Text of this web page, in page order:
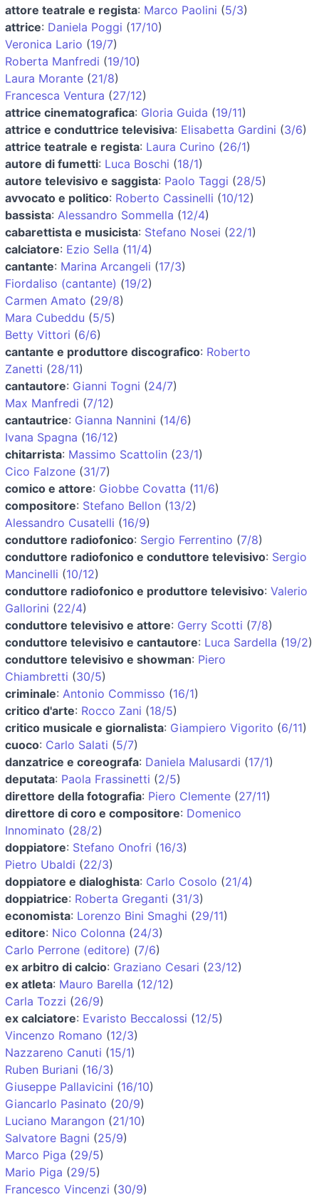
attore teatrale e regista: Marco Paolini (5/3)
attrice: Daniela Poggi (17/10)
Veronica Lario (19/7)
Roberta Manfredi (19/10)
Laura Morante (21/8)
Francesca Ventura (27/12)
attrice cinematografica: Gloria Guida (19/11)
attrice e conduttrice televisiva: Elisabetta Gardini (3/6)
attrice teatrale e regista: Laura Curino (26/1)
autore di fumetti: Luca Boschi (18/1)
autore televisivo e saggista: Paolo Taggi (28/5)
avvocato e politico: Roberto Cassinelli (10/12)
bassista: Alessandro Sommella (12/4)
cabarettista e musicista: Stefano Nosei (22/1)
calciatore: Ezio Sella (11/4)
cantante: Marina Arcangeli (17/3)
Fiordaliso (cantante) (19/2)
Carmen Amato (29/8)
Mara Cubeddu (5/5)
Betty Vittori (6/6)
cantante e produttore discografico: Roberto
Zanetti (28/11)
cantautore: Gianni Togni (24/7)
Max Manfredi (7/12)
cantautrice: Gianna Nannini (14/6)
Ivana Spagna (16/12)
chitarrista: Massimo Scattolin (23/1)
Cico Falzone (31/7)
comico e attore: Giobbe Covatta (11/6)
compositore: Stefano Bellon (13/2)
Alessandro Cusatelli (16/9)
conduttore radiofonico: Sergio Ferrentino (7/8)
conduttore radiofonico e conduttore televisivo: Sergio
Mancinelli (10/12)
conduttore radiofonico e produttore televisivo: Valerio
Gallorini (22/4)
conduttore televisivo e attore: Gerry Scotti (7/8)
conduttore televisivo e cantautore: Luca Sardella (19/2)
conduttore televisivo e showman: Piero
Chiambretti (30/5)
criminale: Antonio Commisso (16/1)
critico d'arte: Rocco Zani (18/5)
critico musicale e giornalista: Giampiero Vigorito (6/11)
cuoco: Carlo Salati (5/7)
danzatrice e coreografa: Daniela Malusardi (17/1)
deputata: Paola Frassinetti (2/5)
direttore della fotografia: Piero Clemente (27/11)
direttore di coro e compositore: Domenico
Innominato (28/2)
doppiatore: Stefano Onofri (16/3)
Pietro Ubaldi (22/3)
doppiatore e dialoghista: Carlo Cosolo (21/4)
doppiatrice: Roberta Greganti (31/3)
economista: Lorenzo Bini Smaghi (29/11)
editore: Nico Colonna (24/3)
Carlo Perrone (editore) (7/6)
ex arbitro di calcio: Graziano Cesari (23/12)
ex atleta: Mauro Barella (12/12)
Carla Tozzi (26/9)
ex calciatore: Evaristo Beccalossi (12/5)
Vincenzo Romano (12/3)
Nazzareno Canuti (15/1)
Ruben Buriani (16/3)
Giuseppe Pallavicini (16/10)
Giancarlo Pasinato (20/9)
Luciano Marangon (21/10)
Salvatore Bagni (25/9)
Marco Piga (29/5)
Mario Piga (29/5)
Francesco Vincenzi (30/9)